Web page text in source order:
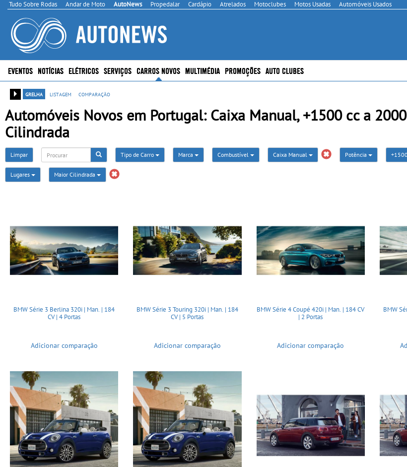
Tudo Sobre Rodas Andar de Moto AutoNews Propedalar Cardápio Atrelados Motoclubes Motos Usadas Automóveis Usados
EVENTOS NOTÍCIAS ELÉTRICOS SERVIÇOS CARROS NOVOS MULTIMÉDIA PROMOÇÕES AUTO CLUBES
grelha listagem comparação
Automóveis Novos em Portugal: Caixa Manual, +1500 cc a
Cilindrada
Limpar Tipo de Carro Marca Combustível Caixa Manual Potência
Lugares Maior Cilindrada
BMW Série 3 Berlina 320i | Man. | 184
CV | 4 Portas
Adicionar comparação
BMW Série 3 Touring 320i | Man. | 184
CV | 5 Portas
Adicionar comparação
BMW Série 4 Coupé 420i | Man. | 184 CV
| 2 Portas
Adicionar comparação
BMW